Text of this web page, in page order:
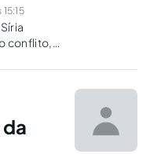
conflito,